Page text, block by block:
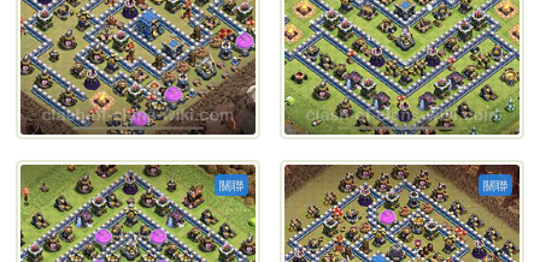
關聯 關聯